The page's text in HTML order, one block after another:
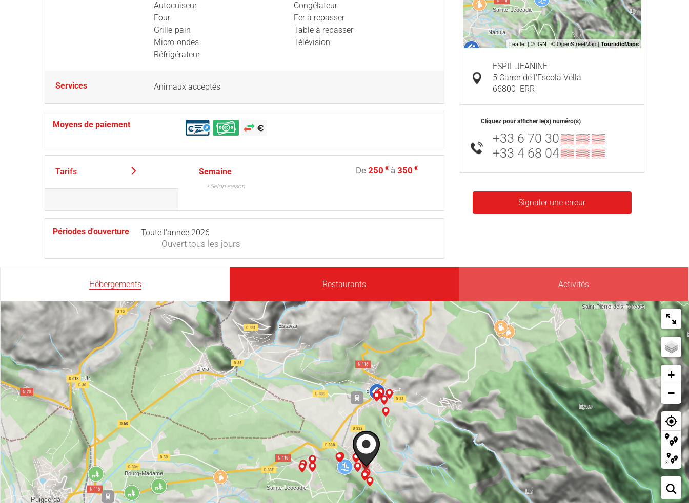
Autocuiseur
Four
Grille-pain
Micro-ondes
Réfrigérateur
Congélateur
Fer à repasser
Table à repasser
Télévision
Services Animaux acceptés
Moyens de paiement
Tarifs Semaine De250 € à350 €
• Selon saison
Périodes d'ouverture Toute l'année 2026
Ouvert tous les jours
ESPIL JEANINE
5 Carrer de l'Escola Vella
66800 ERR
Cliquez pour afficher le(s) numéro(s)
+33 6 70 30▒▒ ▒▒ ▒▒
+33 4 68 04▒▒ ▒▒ ▒▒
Signaler une erreur
Hébergements Restaurants Activités
+
−